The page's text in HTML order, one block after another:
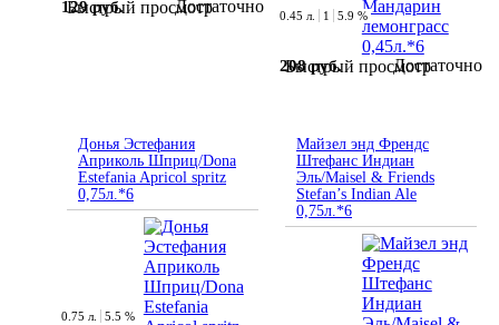
Быстрый просмотр
129 руб. Достаточно
Быстрый просмотр
0.45 л. 1 5.9 %
208 руб. Достаточно
Донья Эстефания
Априколь Шприц/Dona
Estefania Apricol spritz
0,75л.*6
0.75 л. 5.5 %
Майзел энд Френдс
Штефанс Индиан
Эль/Maisel & Friends
Stefan’s Indian Ale
0,75л.*6